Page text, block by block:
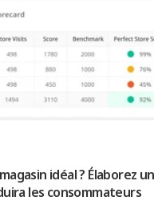
idéal ? Élaborez
les consommateurs